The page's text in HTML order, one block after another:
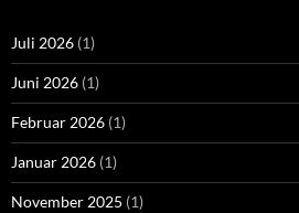
Juli 2026 (1)
Juni 2026 (1)
Februar 2026 (1)
Januar 2026 (1)
November 2025 (1)